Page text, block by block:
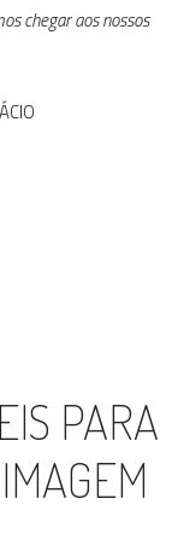
chegar aos nossos
PARA